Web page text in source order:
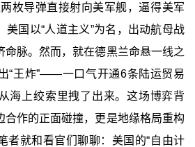
枚导弹直接射向美军舰，逼得美军
美国以“人道主义”为名，出动航母战
命脉。然而，就在德黑兰命悬一线之
“王炸”——一口气开通6条陆运贸易
海上绞索里拽了出来。这场博弈背
合作的正面碰撞，更是地缘格局重构
者就和看官们聊聊：美国的“自由计